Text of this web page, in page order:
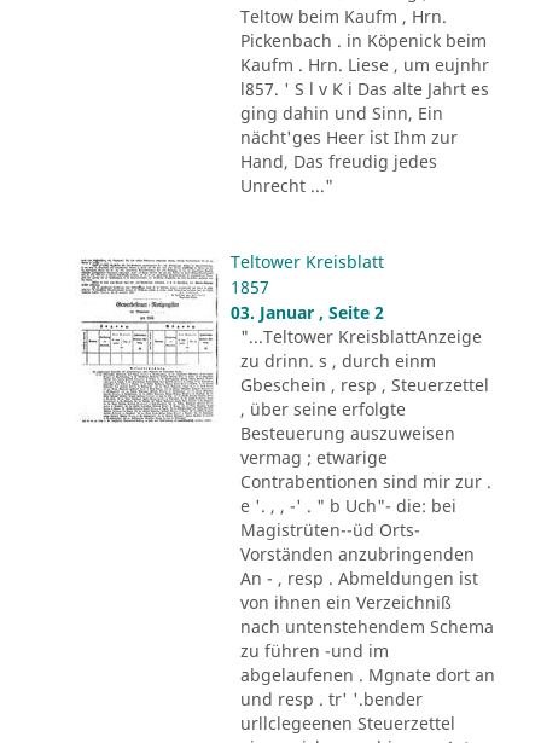
Teltow beim Kaufm , Hrn.
Pickenbach . in Köpenick beim
Kaufm . Hrn. Liese , um eujnhr
l857. ' S l v K i Das alte Jahrt es
ging dahin und Sinn, Ein
nächt'ges Heer ist Ihm zur
Hand, Das freudig jedes
Unrecht ..."
Teltower Kreisblatt
1857
03. Januar , Seite 2
"...Teltower KreisblattAnzeige
zu drinn. s , durch einm
Gbeschein , resp , Steuerzettel
, über seine erfolgte
Besteuerung auszuweisen
vermag ; etwarige
Contrabentionen sind mir zur .
e '. , , -' . " b Uch"- die: bei
Magistrüten--üd Orts-
Vorständen anzubringenden
An - , resp . Abmeldungen ist
von ihnen ein Verzeichniß
nach untenstehendem Schema
zu führen -und im
abgelaufenen . Mgnate dort an
und resp . tr' '.bender
urllclegeenen Steuerzettel